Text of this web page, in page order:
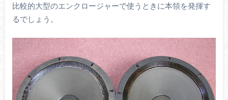
比較的大型のエンクロージャーで使うときに本領を発揮す
るでしょう。